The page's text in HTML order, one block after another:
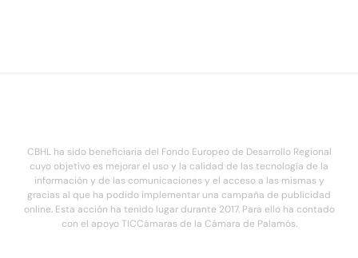
CBHL ha sido beneficiaria del Fondo Europeo de Desarrollo Regional
cuyo objetivo es mejorar el uso y la calidad de las tecnología de la
información y de las comunicaciones y el acceso a las mismas y
gracias al que ha podido implementar una campaña de publicidad
online. Esta acción ha tenido lugar durante 2017. Para ello ha contado
con el apoyo TICCámaras de la Cámara de Palamós.